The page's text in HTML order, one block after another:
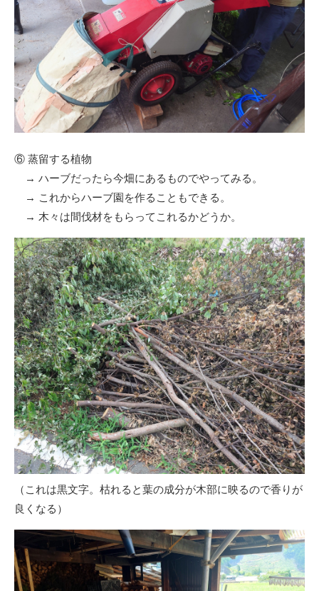
⑥ 蒸留する植物
→ ハーブだったら今畑にあるものでやってみる。
→ これからハーブ園を作ることもできる。
→ 木々は間伐材をもらってこれるかどうか。
（これは黒文字。枯れると葉の成分が木部に映るので香りが
良くなる）